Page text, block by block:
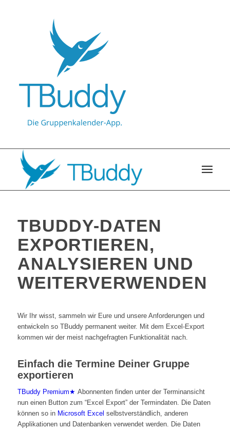
TBUDDY-DATEN
EXPORTIEREN,
ANALYSIEREN UND
WEITERVERWENDEN
Wir Ihr wisst, sammeln wir Eure und unsere Anforderungen und
entwickeln so TBuddy permanent weiter. Mit dem Excel-Export
kommen wir der meist nachgefragten Funktionalität nach.
Einfach die Termine Deiner Gruppe
exportieren
TBuddy Premium★ Abonnenten finden unter der Terminansicht
nun einen Button zum “Excel Export” der Termindaten. Die Daten
können so in Microsoft Excel selbstverständlich, anderen
Applikationen und Datenbanken verwendet werden. Die Daten